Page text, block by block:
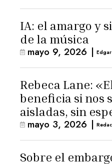
IA: el amargo y
de la música
mayo 9, 2026 |
Rebeca Lane:
beneficia si nos
aisladas, sin
para la ternura»
mayo 3, 2026 |
Sobre el